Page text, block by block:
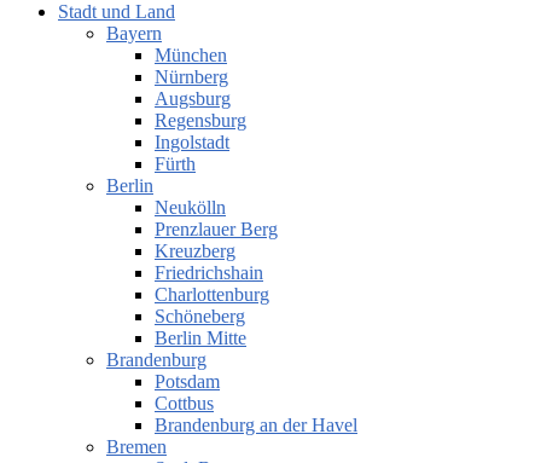
Stadt und Land
Bayern
München
Nürnberg
Augsburg
Regensburg
Ingolstadt
Fürth
Berlin
Neukölln
Prenzlauer Berg
Kreuzberg
Friedrichshain
Charlottenburg
Schöneberg
Berlin Mitte
Brandenburg
Potsdam
Cottbus
Brandenburg an der Havel
Bremen